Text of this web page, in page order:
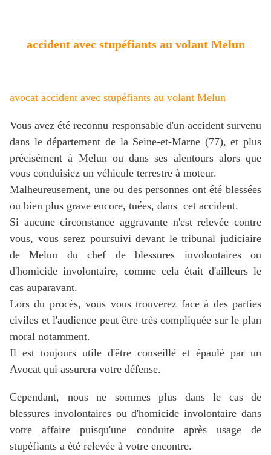
accident avec stupéfiants au volant Melun
avocat accident avec stupéfiants au volant Melun
Vous avez été reconnu responsable d'un accident survenu
dans le département de la Seine-et-Marne (77), et plus
précisément à Melun ou dans ses alentours alors que
vous conduisiez un véhicule terrestre à moteur.
Malheureusement, une ou des personnes ont été blessées
ou bien plus grave encore, tuées, dans cet accident.
Si aucune circonstance aggravante n'est relevée contre
vous, vous serez poursuivi devant le tribunal judiciaire
de Melun du chef de blessures involontaires ou
d'homicide involontaire, comme cela était d'ailleurs le
cas auparavant.
Lors du procès, vous vous trouverez face à des parties
civiles et l'audience peut être très compliquée sur le plan
moral notamment.
Il est toujours utile d'être conseillé et épaulé par un
Avocat qui assurera votre défense.
Cependant, nous ne sommes plus dans le cas de
blessures involontaires ou d'homicide involontaire dans
votre affaire puisqu'une conduite après usage de
stupéfiants a été relevée à votre encontre.